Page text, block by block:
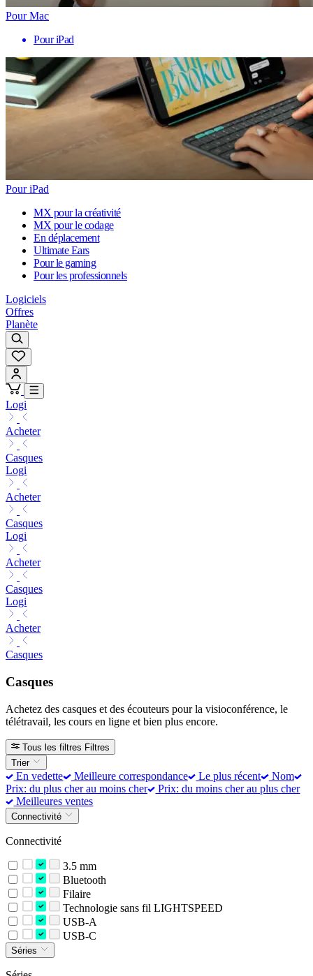
Pour Mac
Pour iPad
Pour iPad
MX pour la créativité
MX pour le codage
En déplacement
Ultimate Ears
Pour le gaming
Pour les professionnels
Logiciels
Offres
Planète
Logi
Acheter
Casques
Logi
Acheter
Casques
Logi
Acheter
Casques
Logi
Acheter
Casques
Casques
Achetez des casques et des écouteurs pour la visioconférence, le
télétravail, les cours en ligne et bien plus encore.
Tous les filtres Filtres
Trier
En vedette Meilleure correspondance Le plus récent
Nom
Prix: du plus cher au moins cher
Prix: du moins cher au plus cher
Meilleures ventes
Connectivité
Connectivité
3.5 mm
Bluetooth
Filaire
Technologie sans fil LIGHTSPEED
USB-A
USB-C
Séries